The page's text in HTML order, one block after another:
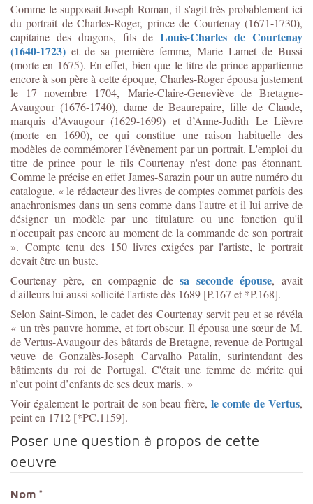
Comme le supposait Joseph Roman, il s'agit très probablement ici
du portrait de Charles-Roger, prince de Courtenay (1671-1730),
capitaine des dragons, fils deLouis-Charles de Courtenay
(1640-1723) et de sa première femme, Marie Lamet de Bussi
(morte en 1675). En effet, bien que le titre de prince appartienne
encore à son père à cette époque, Charles-Roger épousa justement
le 17 novembre 1704, Marie-Claire-Geneviève de Bretagne-
Avaugour (1676-1740), dame de Beaurepaire, fille de Claude,
marquis d’Avaugour (1629-1699) et d’Anne-Judith Le Lièvre
(morte en 1690), ce qui constitue une raison habituelle des
modèles de commémorer l'évènement par un portrait. L'emploi du
titre de prince pour le fils Courtenay n'est donc pas étonnant.
Comme le précise en effet James-Sarazin pour un autre numéro du
catalogue, « le rédacteur des livres de comptes commet parfois des
anachronismes dans un sens comme dans l'autre et il lui arrive de
désigner un modèle par une titulature ou une fonction qu'il
n'occupait pas encore au moment de la commande de son portrait
». Compte tenu des 150 livres exigées par l'artiste, le portrait
devait être un buste.
Courtenay père, en compagnie desa seconde épouse, avait
d'ailleurs lui aussi sollicité l'artiste dès 1689 [P.167 et *P.168].
Selon Saint-Simon, le cadet des Courtenay servit peu et se révéla
« un très pauvre homme, et fort obscur. Il épousa une sœur de M.
de Vertus-Avaugour des bâtards de Bretagne, revenue de Portugal
veuve de Gonzalès-Joseph Carvalho Patalin, surintendant des
bâtiments du roi de Portugal. C'était une femme de mérite qui
n’eut point d’enfants de ses deux maris. »
Voir également le portrait de son beau-frère,le comte de Vertus,
peint en 1712 [*PC.1159].
Poser une question à propos de cette
oeuvre
Nom *